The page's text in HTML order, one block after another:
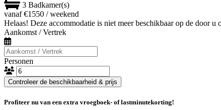
3 Badkamer(s)
vanaf €1550 / weekend
Helaas! Deze accommodatie is niet meer beschikbaar op de door u
Aankomst / Vertrek
Personen
Controleer de beschikbaarheid & prijs
Profiteer nu van een extra vroegboek- of lastminutekorting!